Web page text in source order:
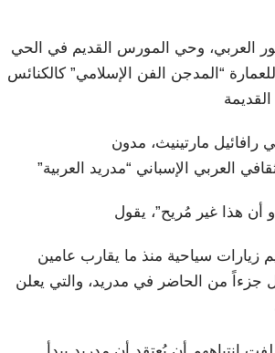
العربي، وحي المورس القديم في الحي
“المدجن الفن الإسلامي” كالكنائس
مارتينيث، مدون
أن هذا غير مُريح”، يقول
زيارات سياحية منذ ما يقارب عامين
جزءاً من الحاضر في مدريد، والتي يعلن